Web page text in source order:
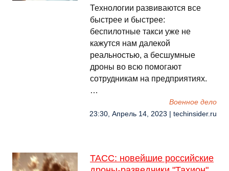
Технологии развиваются все
быстрее и быстрее:
беспилотные такси уже не
кажутся нам далекой
реальностью, а бесшумные
дроны во всю помогают
сотрудникам на предприятиях.
…
Военное дело
23:30, Апрель 14, 2023 | techinsider.ru
ТАСС: новейшие российские